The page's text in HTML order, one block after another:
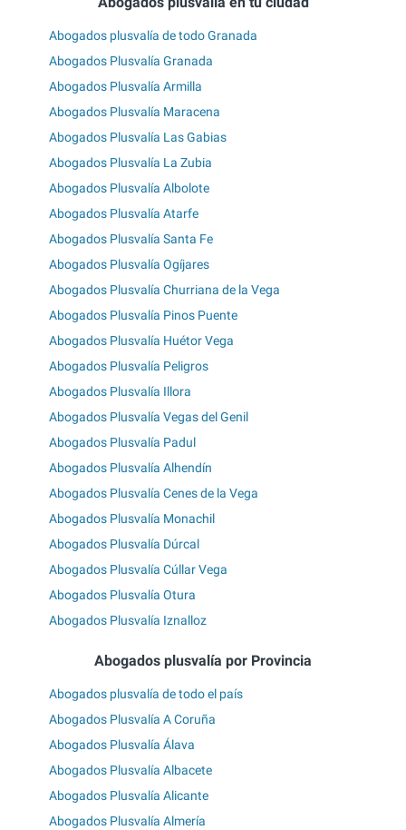
Abogados plusvalía de todo Granada
Abogados Plusvalía Granada
Abogados Plusvalía Armilla
Abogados Plusvalía Maracena
Abogados Plusvalía Las Gabias
Abogados Plusvalía La Zubia
Abogados Plusvalía Albolote
Abogados Plusvalía Atarfe
Abogados Plusvalía Santa Fe
Abogados Plusvalía Ogíjares
Abogados Plusvalía Churriana de la Vega
Abogados Plusvalía Pinos Puente
Abogados Plusvalía Huétor Vega
Abogados Plusvalía Peligros
Abogados Plusvalía Illora
Abogados Plusvalía Vegas del Genil
Abogados Plusvalía Padul
Abogados Plusvalía Alhendín
Abogados Plusvalía Cenes de la Vega
Abogados Plusvalía Monachil
Abogados Plusvalía Dúrcal
Abogados Plusvalía Cúllar Vega
Abogados Plusvalía Otura
Abogados Plusvalía Iznalloz
Abogados plusvalía por Provincia
Abogados plusvalía de todo el país
Abogados Plusvalía A Coruña
Abogados Plusvalía Álava
Abogados Plusvalía Albacete
Abogados Plusvalía Alicante
Abogados Plusvalía Almería